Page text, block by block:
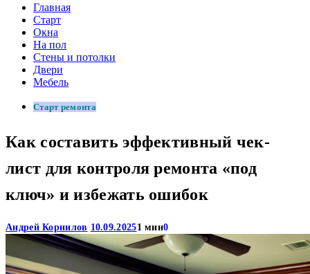
Главная
Старт
Окна
На пол
Стены и потолки
Двери
Мебель
Старт ремонта
Как составить эффективный чек-
лист для контроля ремонта «под
ключ» и избежать ошибок
Андрей Корнилов 10.09.20251 мин0